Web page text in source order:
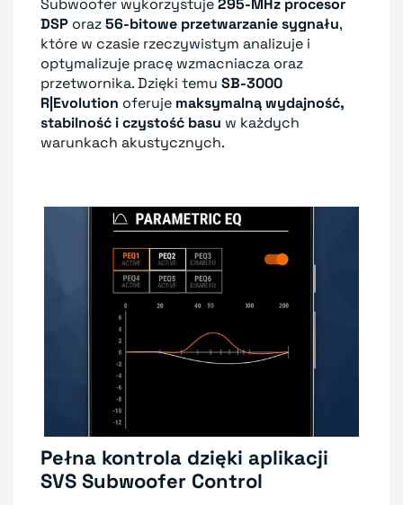
DSP oraz56-bitowe przetwarzanie sygnału,
które w czasie rzeczywistym analizuje i
optymalizuje pracę wzmacniacza oraz
przetwornika. Dzięki temu SB-3000
R|Evolution oferuje maksymalną wydajność,
stabilność i czystość basu w każdych
warunkach akustycznych.
Pełna kontrola dzięki aplikacji
SVS Subwoofer Control